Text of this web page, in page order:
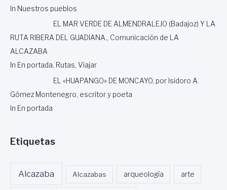
In Nuestros pueblos
EL MAR VERDE DE ALMENDRALEJO (Badajoz) Y LA
RUTA RIBERA DEL GUADIANA., Comunicación de LA
ALCAZABA
In En portada, Rutas, Viajar
EL «HUAPANGO» DE MONCAYO, por Isidoro A.
Gómez Montenegro, escritor y poeta
In En portada
Etiquetas
Alcazaba Alcazabas arqueología arte